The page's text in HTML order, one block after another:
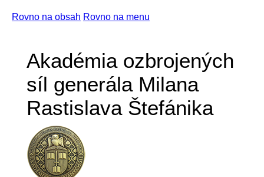
Rovno na obsah Rovno na menu
Akadémia ozbrojených
síl generála Milana
Rastislava Štefánika